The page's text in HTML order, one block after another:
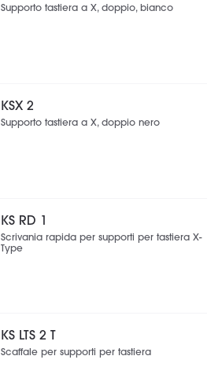
Supporto tastiera a X, doppio, bianco
KSX 2
Supporto tastiera a X, doppio nero
KS RD 1
Scrivania rapida per supporti per tastiera X-
Type
KS LTS 2 T
Scaffale per supporti per tastiera